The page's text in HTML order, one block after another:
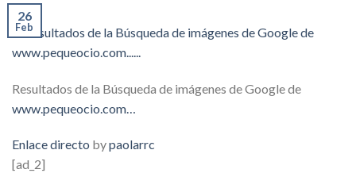
26
Feb
Resultados de la Búsqueda de imágenes de Google de
www.pequeocio.com…
Enlace directo bypaolarrc
[ad_2]